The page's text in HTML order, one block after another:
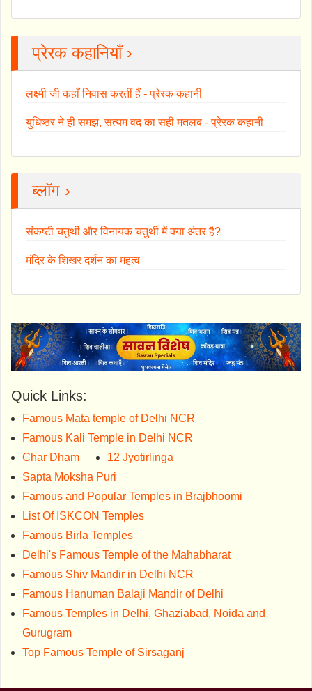
प्रेरक कहानियाँ ›
लक्ष्मी जी कहाँ निवास करतीं हैं - प्रेरक कहानी
युधिष्ठर ने ही समझ, सत्यम वद का सही मतलब - प्रेरक कहानी
ब्लॉग ›
संकष्टी चतुर्थी और विनायक चतुर्थी में क्या अंतर है?
मंदिर के शिखर दर्शन का महत्व
Quick Links:
Famous Mata temple of Delhi NCR
Famous Kali Temple in Delhi NCR
Char Dham
12 Jyotirlinga
Sapta Moksha Puri
Famous and Popular Temples in Brajbhoomi
List Of ISKCON Temples
Famous Birla Temples
Delhi's Famous Temple of the Mahabharat
Famous Shiv Mandir in Delhi NCR
Famous Hanuman Balaji Mandir of Delhi
Famous Temples in Delhi, Ghaziabad, Noida and
Gurugram
Top Famous Temple of Sirsaganj